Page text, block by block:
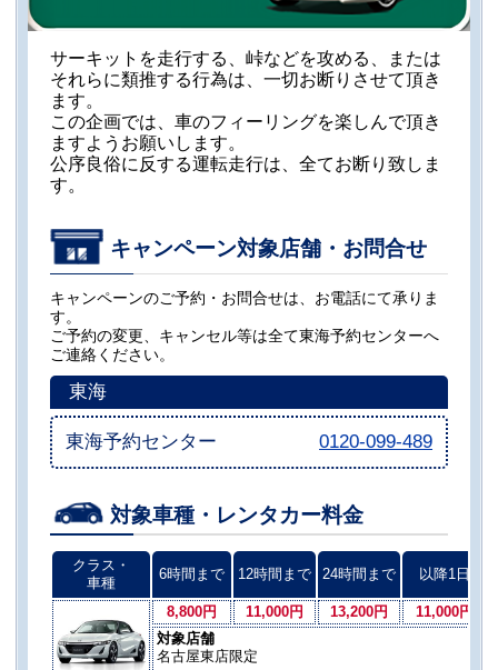
サーキットを走行する、峠などを攻める、または
それらに類推する行為は、一切お断りさせて頂き
ます。
この企画では、車のフィーリングを楽しんで頂き
ますようお願いします。
公序良俗に反する運転走行は、全てお断り致しま
す。
キャンペーン対象店舗・お問合せ
キャンペーンのご予約・お問合せは、お電話にて承りま
す。
ご予約の変更、キャンセル等は全て東海予約センターへ
ご連絡ください。
東海
東海予約センター 0120-099-489
対象車種・レンタカー料金
クラス・
車種
6時間まで 12時間まで 24時間まで 以降1日
8,800円 11,000円 13,200円
11,000円
対象店舗
名古屋東店限定